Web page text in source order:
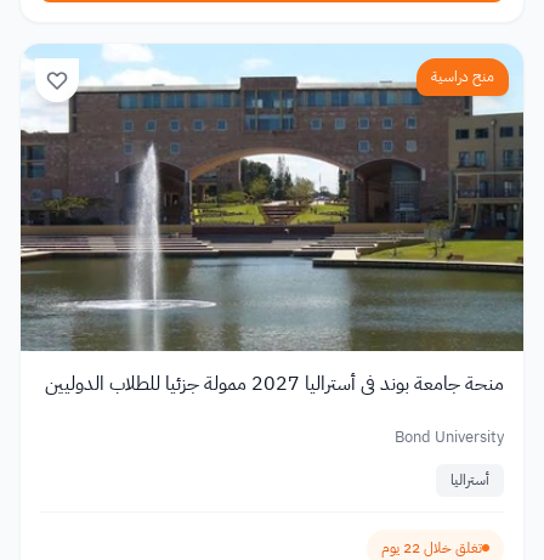
منح دراسية
منحة جامعة بوند في أستراليا 2027 ممولة جزئيا للطلاب الدوليين
Bond University
أستراليا
تغلق خلال 22 يوم